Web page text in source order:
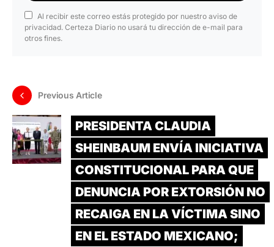
Al recibir este correo estás protegido por nuestro aviso de
privacidad. Certeza Diario no usará tu dirección de e-mail para
otros fines.
Previous Article
PRESIDENTA CLAUDIA
SHEINBAUM ENVÍA INICIATIVA
CONSTITUCIONAL PARA QUE
DENUNCIA POR EXTORSIÓN NO
RECAIGA EN LA VÍCTIMA SINO
EN EL ESTADO MEXICANO;